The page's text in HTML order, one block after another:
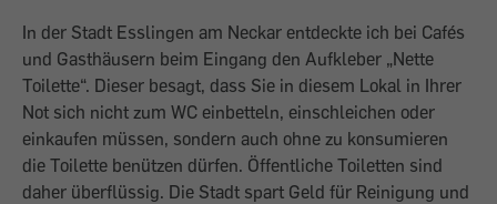
In der Stadt Esslingen am Neckar entdeckte ich bei Cafés
und Gasthäusern beim Eingang den Aufkleber „Nette
Toilette“. Dieser besagt, dass Sie in diesem Lokal in Ihrer
Not sich nicht zum WC einbetteln, einschleichen oder
einkaufen müssen, sondern auch ohne zu konsumieren
die Toilette benützen dürfen. Öffentliche Toiletten sind
daher überflüssig. Die Stadt spart Geld für Reinigung und